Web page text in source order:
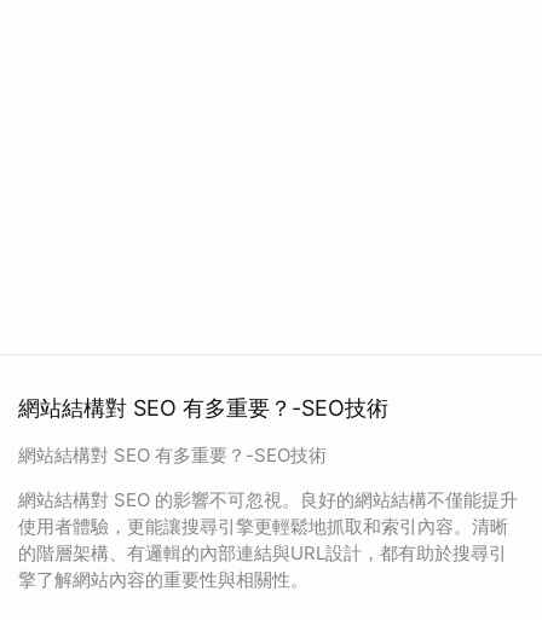
網站結構對 SEO 有多重要？-SEO技術
網站結構對 SEO 有多重要？-SEO技術
網站結構對 SEO 的影響不可忽視。良好的網站結構不僅能提升
使用者體驗，更能讓搜尋引擎更輕鬆地抓取和索引內容。清晰
的階層架構、有邏輯的內部連結與URL設計，都有助於搜尋引
擎了解網站內容的重要性與相關性。